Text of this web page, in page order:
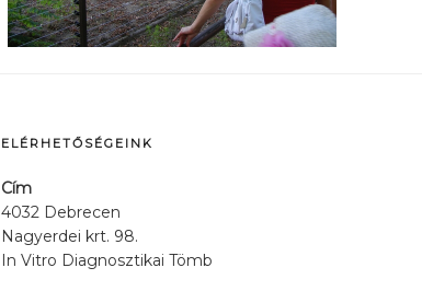
ELÉRHETŐSÉGEINK
Cím
4032 Debrecen
Nagyerdei krt. 98.
In Vitro Diagnosztikai Tömb